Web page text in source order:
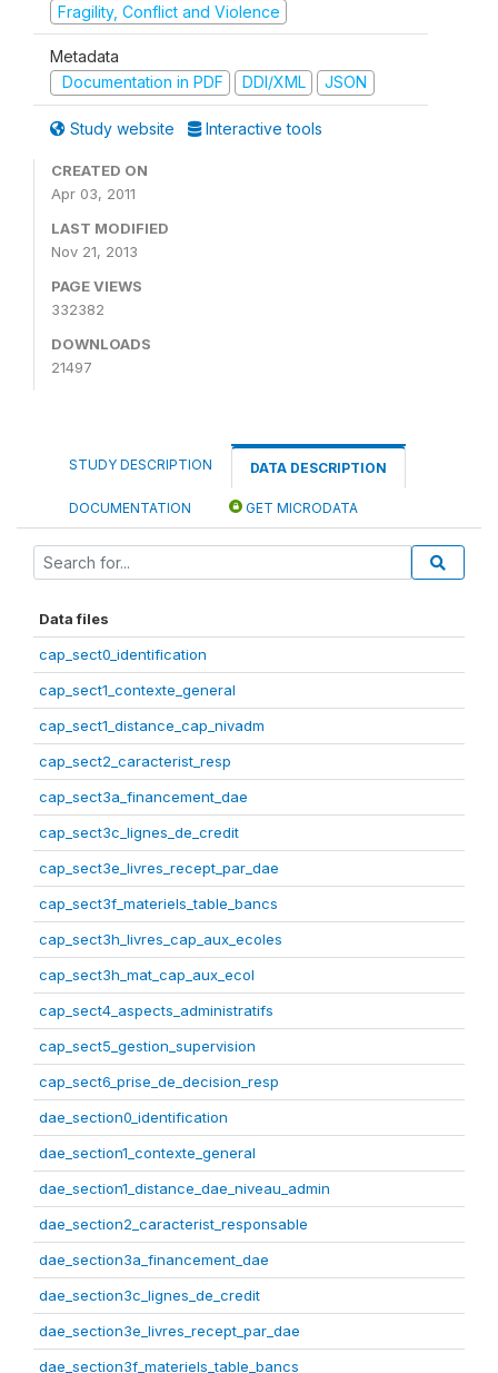
Fragility, Conflict and Violence
Metadata
Documentation in PDF
DDI/XML JSON
Study website Interactive tools
CREATED ON
Apr 03, 2011
LAST MODIFIED
Nov 21, 2013
PAGE VIEWS
332382
DOWNLOADS
21497
STUDY DESCRIPTION DATA DESCRIPTION
DOCUMENTATION GET MICRODATA
Data files
cap_sect0_identification
cap_sect1_contexte_general
cap_sect1_distance_cap_nivadm
cap_sect2_caracterist_resp
cap_sect3a_financement_dae
cap_sect3c_lignes_de_credit
cap_sect3e_livres_recept_par_dae
cap_sect3f_materiels_table_bancs
cap_sect3h_livres_cap_aux_ecoles
cap_sect3h_mat_cap_aux_ecol
cap_sect4_aspects_administratifs
cap_sect5_gestion_supervision
cap_sect6_prise_de_decision_resp
dae_section0_identification
dae_section1_contexte_general
dae_section1_distance_dae_niveau_admin
dae_section2_caracterist_responsable
dae_section3a_financement_dae
dae_section3c_lignes_de_credit
dae_section3e_livres_recept_par_dae
dae_section3f_materiels_table_bancs